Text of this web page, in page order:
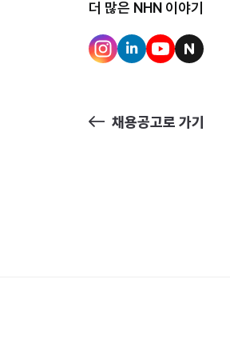
더 많은 NHN 이야기
채용공고로 가기